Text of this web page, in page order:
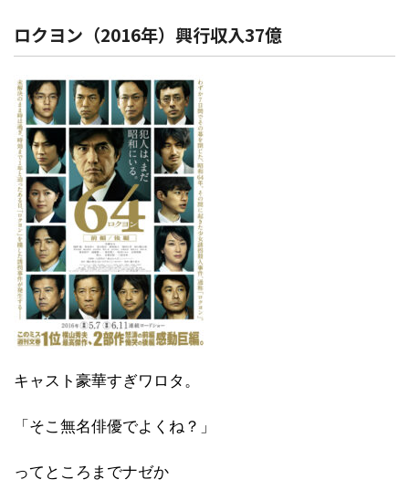
ロクヨン（2016年）興行収入37億
キャスト豪華すぎワロタ。
「そこ無名俳優でよくね？」
ってところまでナゼか